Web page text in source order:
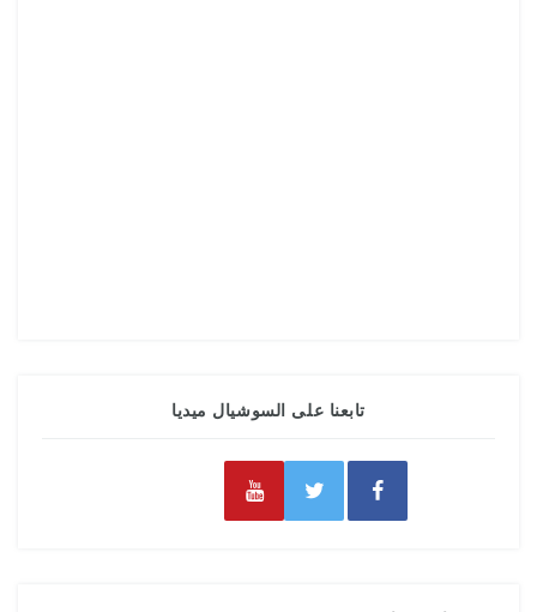
تابعنا على السوشيال ميديا